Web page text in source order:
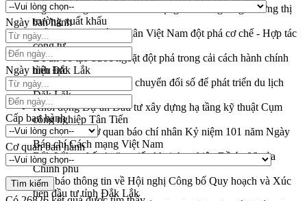
Ngành cá ngừ Đắk Lắk chủ động thích ứng để giữ vững thị
trường xuất khẩu
Diễn đàn Kinh tế tư nhân Việt Nam đột phá cơ chế - Hợp tác
công tư
Đề án 06 tạo bước ngoặt đột phá trong cải cách hành chính
tỉnh Đắk Lắk
Kết nối tour, đẩy mạnh chuyển đổi số để phát triển du lịch
Đắk Lắk
Khởi động Dự án Đầu tư xây dựng hạ tầng kỹ thuật Cụm
công nghiệp Tân Tiến
Gặp mặt các cơ quan báo chí nhân Kỷ niệm 101 năm Ngày
Báo chí Cách mạng Việt Nam
Đắk Lắk sơ kết 4 năm triển khai thực hiện Đề án 06 của
Chính phủ
Họp báo thông tin về Hội nghị Công bố Quy hoạch và Xúc
tiến đầu tư tỉnh Đắk Lắk
Ngày ban hành
Ngày hiệu lực
Cấp ban hành
Cơ quan ban hành